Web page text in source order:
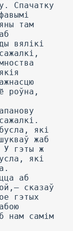
Спачатку
там
вялікі
роўна,
які
жаб
У гэты ж
які
аб
сказаў
гэтых
нам самім